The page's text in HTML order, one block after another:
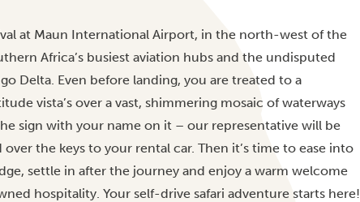
at Maun International Airport, in the north-west of the
Africa’s busiest aviation hubs and the undisputed
Delta. Even before landing, you are treated to a
vista’s over a vast, shimmering mosaic of waterways
sign with your name on it – our representative will be
the keys to your rental car. Then it’s time to ease into
settle in after the journey and enjoy a warm welcome
hospitality. Your self-drive safari adventure starts here!